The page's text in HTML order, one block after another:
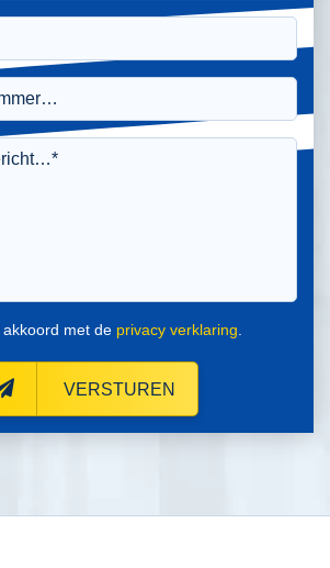
akkoord met de privacy verklaring
VERSTUREN